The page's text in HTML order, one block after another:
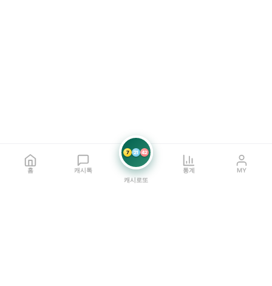
홈 캐시톡
7 21 42
캐시로또
통계 MY